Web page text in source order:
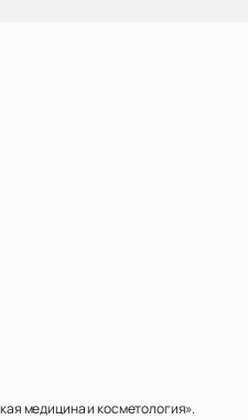
медицина и косметология».